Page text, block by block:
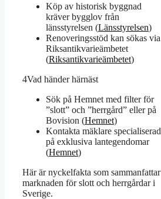
Köp av historisk byggnad
kräver bygglov från
länsstyrelsen (Länsstyrelsen)
Renoveringsstöd kan sökas via
Riksantikvarieämbetet
(Riksantikvarieämbetet)
4Vad händer härnäst
Sök på Hemnet med filter för
”slott” och ”herrgård” eller på
Bovision (Hemnet)
Kontakta mäklare specialiserad
på exklusiva lantegendomar
(Hemnet)
Här är nyckelfakta som sammanfattar
marknaden för slott och herrgårdar i
Sverige.